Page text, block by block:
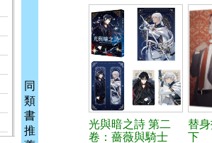
同
類
書
推
光與暗之詩 第二
卷：薔薇與騎士
替
下